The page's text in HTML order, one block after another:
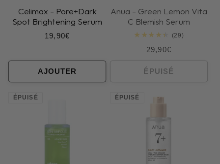
Celimax - Pore+Dark
Spot Brightening Serum
Prix
19,90€
AJOUTER
Anua - Green Lemon Vita
C Blemish Serum
(29)
Prix
29,90€
ÉPUISÉ
ÉPUISÉ ÉPUISÉ